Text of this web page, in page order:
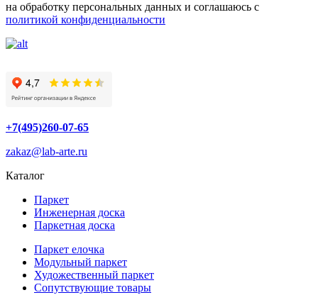
на обработку персональных данных и соглашаюсь с
политикой конфиденциальности
+7(495)260-07-65
zakaz@lab-arte.ru
Каталог
Паркет
Инженерная доска
Паркетная доска
Паркет елочка
Модульный паркет
Художественный паркет
Сопутствующие товары